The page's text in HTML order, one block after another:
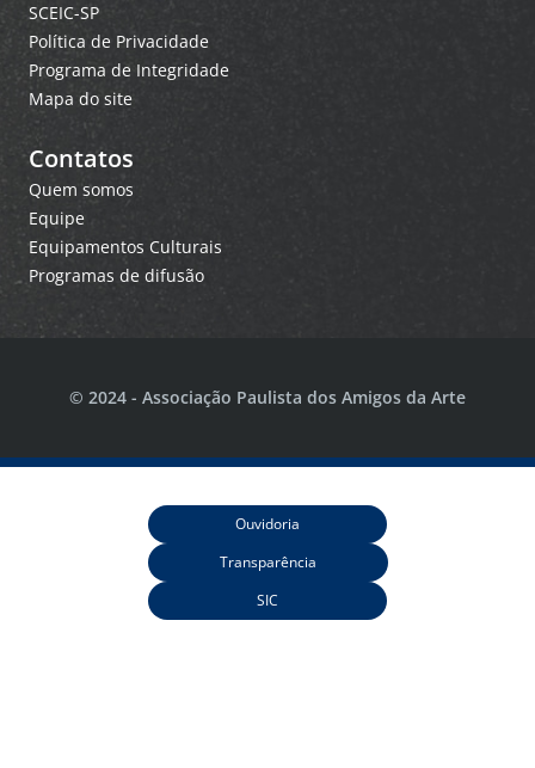
SCEIC-SP
Política de Privacidade
Programa de Integridade
Mapa do site
Contatos
Quem somos
Equipe
Equipamentos Culturais
Programas de difusão
© 2024 - Associação Paulista dos Amigos da Arte
Ouvidoria
Transparência
SIC